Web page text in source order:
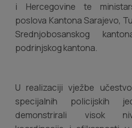
i Hercegovine te
poslova Kantona Sarajevo,
Srednjobosanskog
podrinjskog kantona.
U realizaciji vježbe
specijalnih policijskih
demonstrirali visok